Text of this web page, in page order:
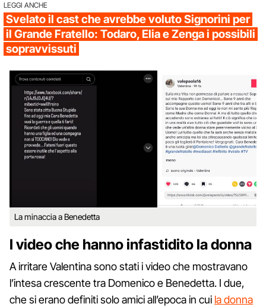
LEGGI ANCHE
Svelato il cast che avrebbe voluto Signorini per
il Grande Fratello: Todaro, Elia e Zenga i possibili
sopravvissuti
La minaccia a Benedetta
I video che hanno infastidito la donna
A irritare Valentina sono stati i video che mostravano
l’intesa crescente tra Domenico e Benedetta. I due,
che si erano definiti solo amici all’epoca in cui la donna